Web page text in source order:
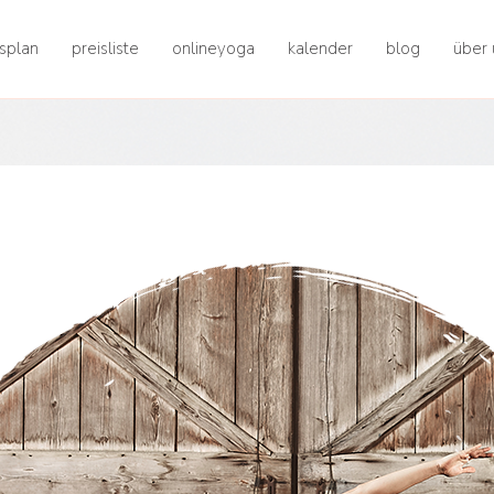
preisliste onlineyoga kalender blog über